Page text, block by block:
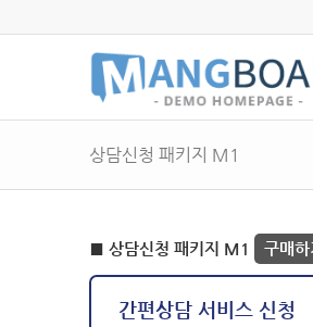
상담신청 패키지 M1
■ 상담신청 패키지 M1 구매하
간편상담 서비스 신청